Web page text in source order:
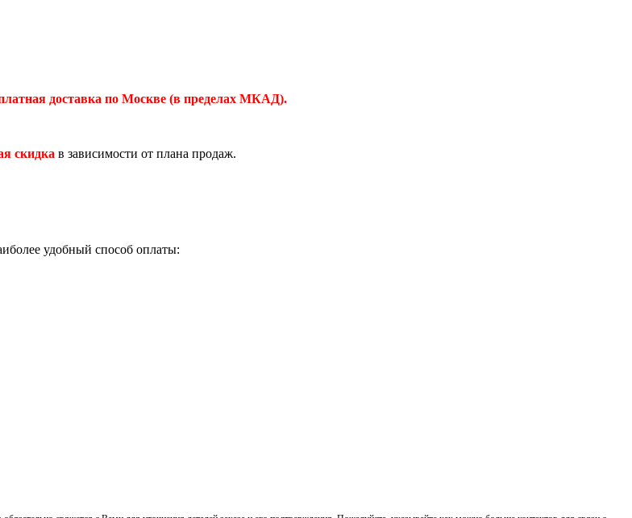
доставка по Москве (в пределах МКАД).
скидка в зависимости от плана продаж.
удобный способ оплаты: